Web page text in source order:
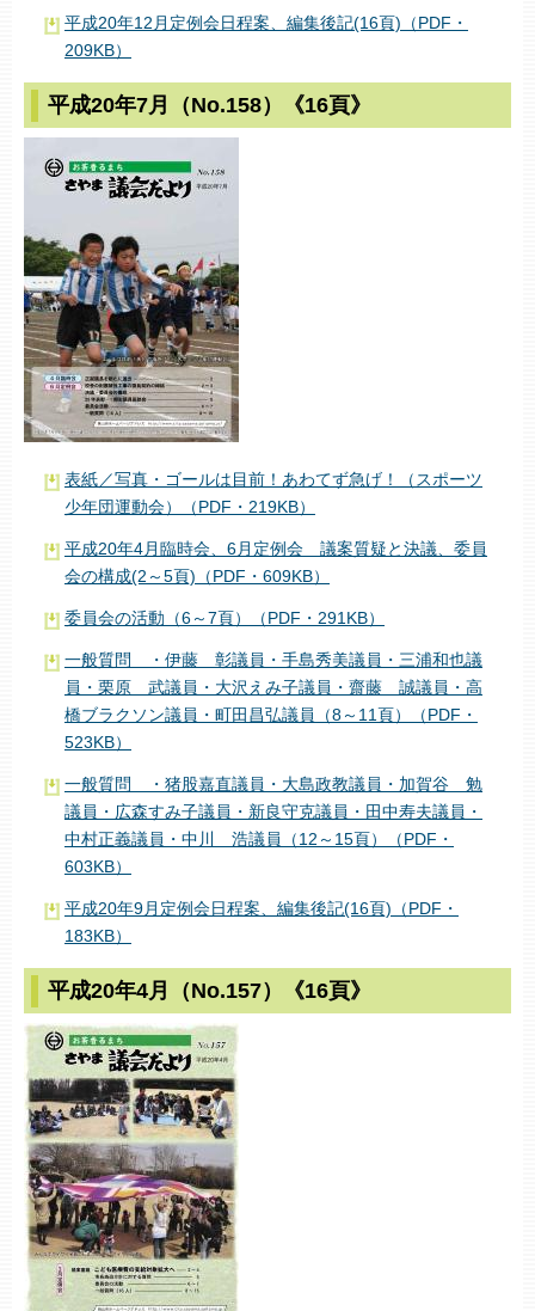
平成20年12月定例会日程案、編集後記(16頁)（PDF・
209KB）
平成20年7月（No.158）《16頁》
表紙／写真・ゴールは目前！あわてず急げ！（スポーツ
少年団運動会）（PDF・219KB）
平成20年4月臨時会、6月定例会 議案質疑と決議、委員
会の構成(2～5頁)（PDF・609KB）
委員会の活動（6～7頁）（PDF・291KB）
一般質問 ・伊藤 彰議員・手島秀美議員・三浦和也議
員・栗原 武議員・大沢えみ子議員・齋藤 誠議員・高
橋ブラクソン議員・町田昌弘議員（8～11頁）（PDF・
523KB）
一般質問 ・猪股嘉直議員・大島政教議員・加賀谷 勉
議員・広森すみ子議員・新良守克議員・田中寿夫議員・
中村正義議員・中川 浩議員（12～15頁）（PDF・
603KB）
平成20年9月定例会日程案、編集後記(16頁)（PDF・
183KB）
平成20年4月（No.157）《16頁》